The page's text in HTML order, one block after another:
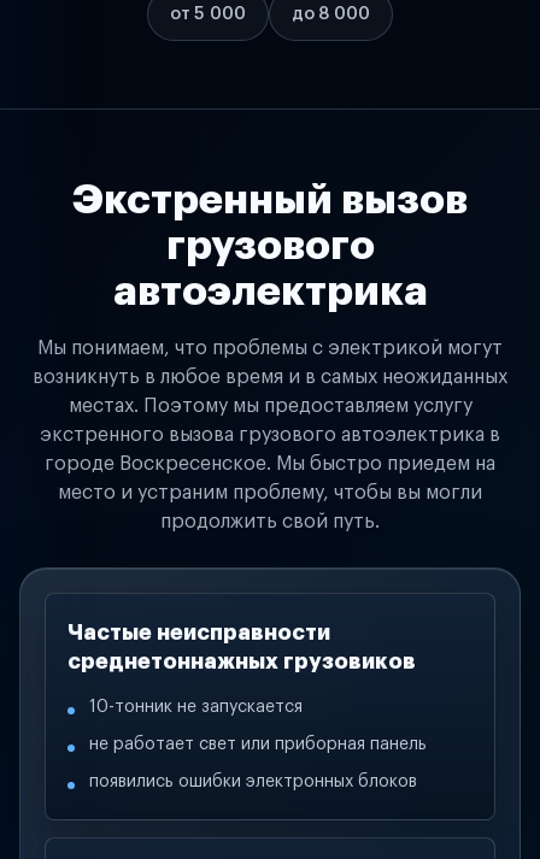
от 5 000 до 8 000
Экстренный вызов
грузового
автоэлектрика
Мы понимаем, что проблемы с электрикой могут
возникнуть в любое время и в самых неожиданных
местах. Поэтому мы предоставляем услугу
экстренного вызова грузового автоэлектрика в
городе Воскресенское. Мы быстро приедем на
место и устраним проблему, чтобы вы могли
продолжить свой путь.
Частые неисправности
среднетоннажных грузовиков
10-тонник не запускается
не работает свет или приборная панель
появились ошибки электронных блоков